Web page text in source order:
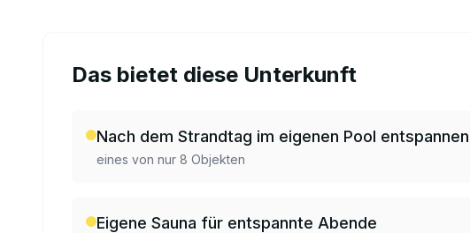
Das bietet diese Unterkunft
Nach dem Strandtag im eigenen Pool entspannen
eines von nur 8 Objekten
Eigene Sauna für entspannte Abende